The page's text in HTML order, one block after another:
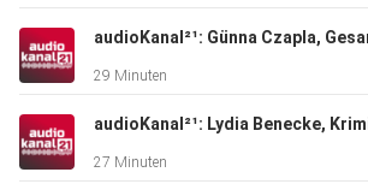
29 Minuten
27 Minuten